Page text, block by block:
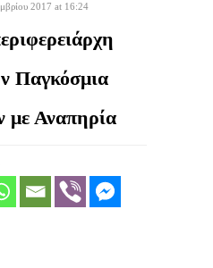
2017 at 16:24
Παγκόσμια
Αναπηρία